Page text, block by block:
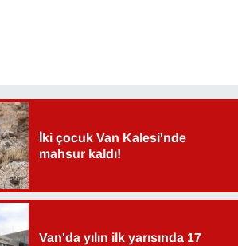
İki çocuk Van Kalesi'nde
mahsur kaldı!
Van'da yılın ilk yarısında 17